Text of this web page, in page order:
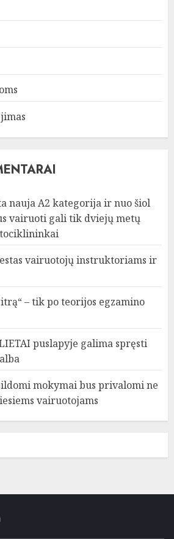
nauja A2 kategorija ir nuo šiol
vairuoti gali tik dviejų metų
vairuotojų instruktoriams ir
– tik po teorijos egzamino
puslapyje galima spręsti
mokymai bus privalomi ne
vairuotojams